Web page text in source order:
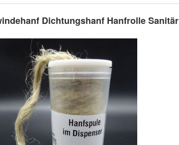
Dichtungshanf Hanfrolle Sanitär